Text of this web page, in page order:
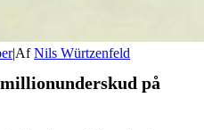
|AfNils Würtzenfeld
på